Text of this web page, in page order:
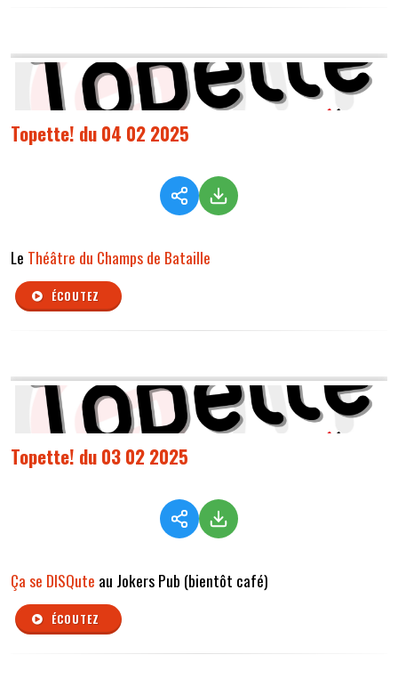
Topette! du 04 02 2025
Le Théâtre du Champs de Bataille
ÉCOUTEZ
Topette! du 03 02 2025
Ça se DISQute au Jokers Pub (bientôt café)
ÉCOUTEZ